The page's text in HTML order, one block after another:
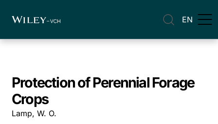
EN
Protection of Perennial Forage
Crops
Lamp, W. O.